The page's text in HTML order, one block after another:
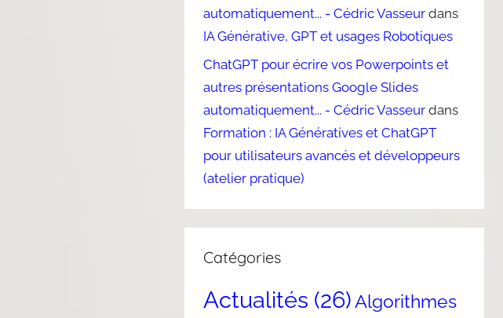
automatiquement... - Cédric Vasseur dans
IA Générative, GPT et usages Robotiques
ChatGPT pour écrire vos Powerpoints et
autres présentations Google Slides
automatiquement... - Cédric Vasseur dans
Formation : IA Génératives et ChatGPT
pour utilisateurs avancés et développeurs
(atelier pratique)
Catégories
Actualités (26) Algorithmes